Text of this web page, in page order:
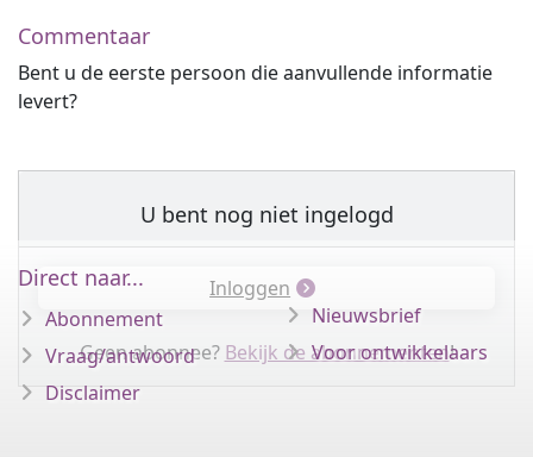
Commentaar
Bent u de eerste persoon die aanvullende informatie
levert?
U bent nog niet ingelogd
Inloggen
Geen abonnee? Bekijk de abonnementen!
Direct naar...
Abonnement
Vraag/antwoord
Disclaimer
Nieuwsbrief
Voor ontwikkelaars